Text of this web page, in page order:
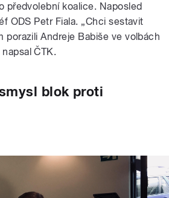
předvolební koalice. Naposled
ODS Petr Fiala. „Chci sestavit
porazili Andreje Babiše ve volbách
ČTK.
blok proti